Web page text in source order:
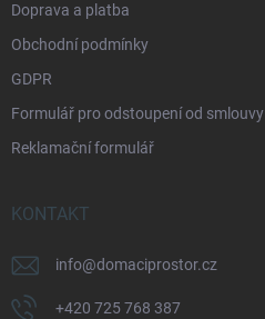
Doprava a platba
Obchodní podmínky
GDPR
Formulář pro odstoupení od smlouvy
Reklamační formulář
KONTAKT
info@domaciprostor.cz
+420 725 768 387